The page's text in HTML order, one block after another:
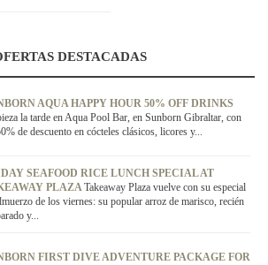
DESTACADAS
AQUA HAPPY HOUR 50% OFF DRINKS
la tarde en Aqua Pool Bar, en Sunborn Gibraltar, con
de descuento en cócteles clásicos, licores y...
SEAFOOD RICE LUNCH SPECIAL AT
PLAZATakeaway Plaza vuelve con su especial
de los viernes: su popular arroz de marisco, recién
y...
FIRST DIVE ADVENTURE PACKAGE FOR